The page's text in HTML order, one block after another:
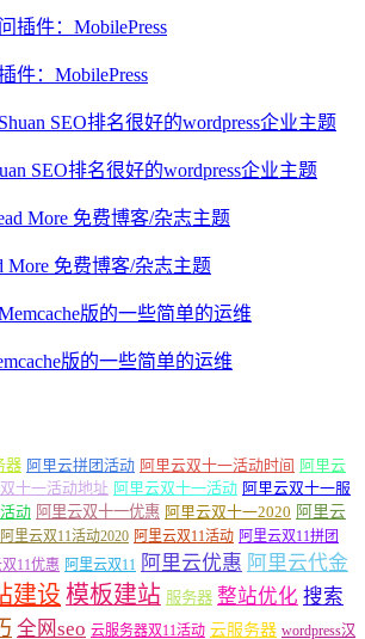
件：MobilePress
SEO排名很好的wordpress企业主题
More 免费博客/杂志主题
版的一些简单的运维
器 阿里云拼团活动 阿里云双十一活动时间 阿里云
十一活动地址 阿里云双十一活动 阿里云双十一服
动 阿里云双十一优惠 阿里云双十一2020 阿里云
阿里云双11活动2020 阿里云双11活动 阿里云双11拼团
11优惠 阿里云双11 阿里云优惠 阿里云代金
建设 模板建站 服务器 整站优化 搜索
全网seo 云服务器双11活动 云服务器 wordpress汉